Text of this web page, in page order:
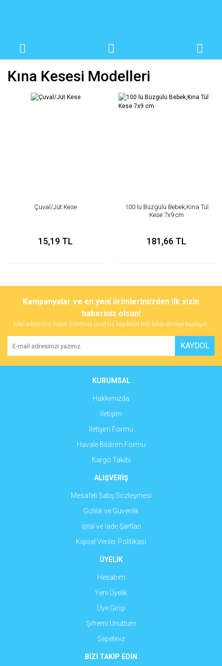
Kına Kesesi Modelleri
Çuval/Jüt Kese
15,19 TL
100 lü Büzgülü Bebek,Kına Tül
Kese 7x9 cm
181,66 TL
Kampanyalar ve en yeni ürünlerimizden ilk sizin
haberiniz olsun!
Mail adresinizi haber listemize ücretsiz kaydedin bizi takip etmeye başlayın.
KAYDOL
KURUMSAL
Hakkımızda
İletişim
İletişim Formu
Havale Bildirim Formu
Kargo Takibi
ALIŞVERİŞ
Mesafeli Satış Sözleşmesi
Gizlilik ve Güvenlik
İptal ve İade Şartları
Kişisel Veriler Politikası
ÜYELİK
Hesabım
Yeni Üyelik
Üye Girişi
Şifremi Unuttum
Sepetiniz
BİZİ TAKİP EDİN